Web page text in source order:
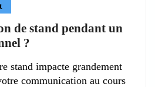
de stand pendant un
?
stand impacte grandement
communication au cours